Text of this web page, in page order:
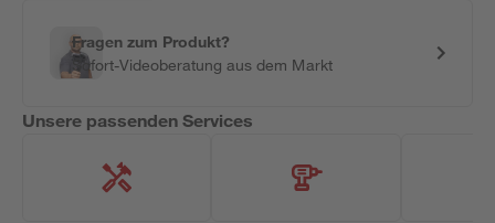
Fragen zum Produkt?
Sofort-Videoberatung aus dem Markt
Unsere passenden Services